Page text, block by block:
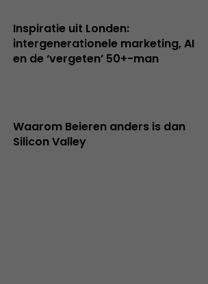
Inspiratie uit Londen:
intergenerationele marketing, AI
en de ‘vergeten’ 50+-man
Waarom Beieren anders is dan
Silicon Valley